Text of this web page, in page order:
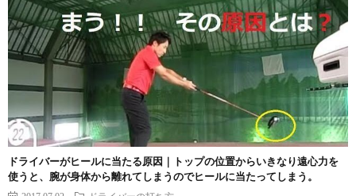
ドライバーがヒールに当たる原因｜トップの位置からいきなり遠心力を
使うと、腕が身体から離れてしまうのでヒールに当たってしまう。